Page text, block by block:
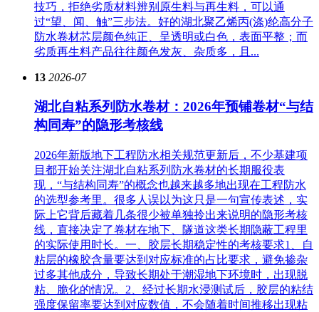
技巧，拒绝劣质材料辨别原生料与再生料，可以通
过“望、闻、触”三步法。好的湖北聚乙烯丙(涤)纶高分子
防水卷材芯层颜色纯正、呈透明或白色，表面平整；而
劣质再生料产品往往颜色发灰、杂质多，且...
13 2026-07
湖北自粘系列防水卷材：2026年预铺卷材“与结
构同寿”的隐形考核线
2026年新版地下工程防水相关规范更新后，不少基建项
目都开始关注湖北自粘系列防水卷材的长期服役表
现，“与结构同寿”的概念也越来越多地出现在工程防水
的选型参考里。很多人误以为这只是一句宣传表述，实
际上它背后藏着几条很少被单独拎出来说明的隐形考核
线，直接决定了卷材在地下、隧道这类长期隐蔽工程里
的实际使用时长。一、胶层长期稳定性的考核要求1、自
粘层的橡胶含量要达到对应标准的占比要求，避免掺杂
过多其他成分，导致长期处于潮湿地下环境时，出现脱
粘、脆化的情况。2、经过长期水浸测试后，胶层的粘结
强度保留率要达到对应数值，不会随着时间推移出现粘